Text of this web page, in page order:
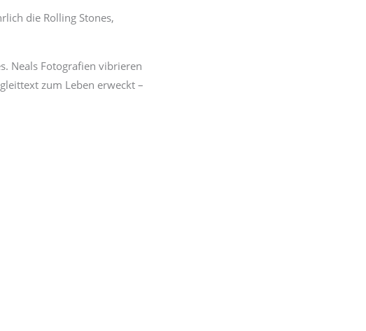
die Rolling Stones,
Neals Fotografien vibrieren
zum Leben erweckt –